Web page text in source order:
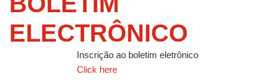
ELECTRÔNICO
Inscrição ao boletim eletrônico
Click here